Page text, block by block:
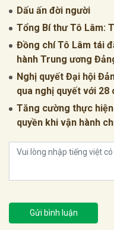
Dấu ấn đời người
Tổng Bí thư Tô Lâm:
Đồng chí Tô Lâm tái
hành Trung ương
Nghị quyết Đại hội
qua nghị quyết với 28
Tăng cường thực
quyền khi vận hành
Gửi bình luận